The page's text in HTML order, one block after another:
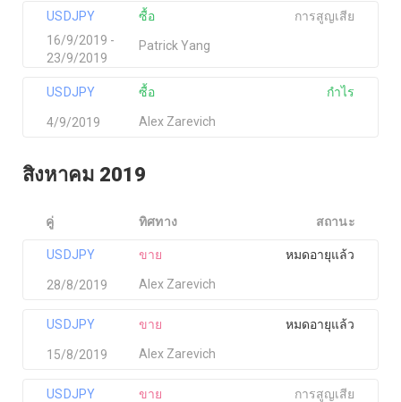
USDJPY
Patrick Yang
ซื้อ
16/9/2019 -
23/9/2019
การสูญเสีย
USDJPY
Alex Zarevich
ซื้อ
4/9/2019
กำไร
สิงหาคม 2019
คู่ ทิศทาง สถานะ
USDJPY
Alex Zarevich
ขาย
28/8/2019
หมดอายุแล้ว
USDJPY
Alex Zarevich
ขาย
15/8/2019
หมดอายุแล้ว
USDJPY
ขาย
การสูญเสีย